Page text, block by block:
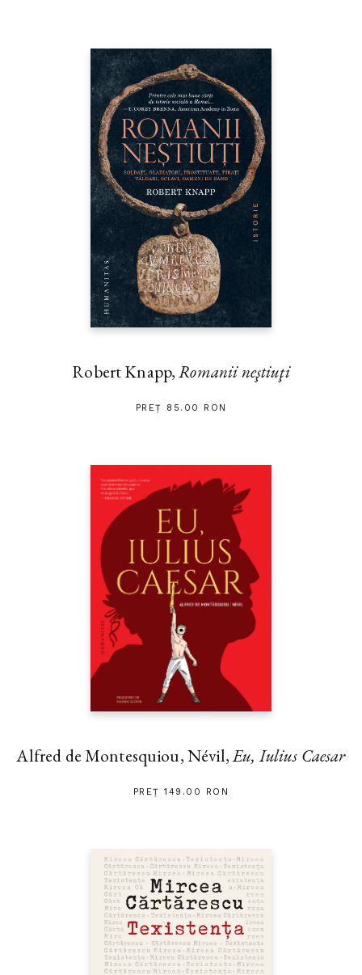
Robert Knapp,Romanii neştiuţi
PREȚ 85.00 RON
Alfred de Montesquiou, Névil,Eu, Iulius Caesar
PREȚ 149.00 RON